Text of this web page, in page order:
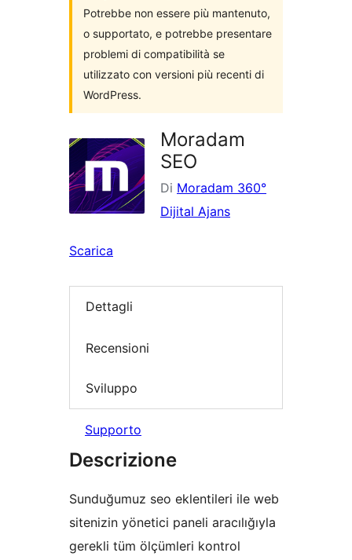
Potrebbe non essere più mantenuto,
o supportato, e potrebbe presentare
problemi di compatibilità se
utilizzato con versioni più recenti di
WordPress.
Moradam
SEO
Di Moradam 360°
Dijital Ajans
Scarica
Dettagli
Recensioni
Sviluppo
Supporto
Descrizione
Sunduğumuz seo eklentileri ile web
sitenizin yönetici paneli aracılığıyla
gerekli tüm ölçümleri kontrol